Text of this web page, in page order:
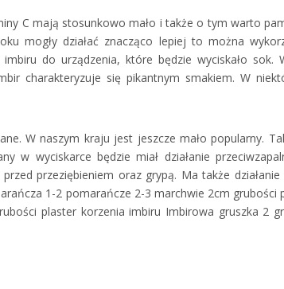
C mają stosunkowo mało i także o tym warto
mogły działać znacząco lepiej to można
do urządzenia, które będzie wyciskało sok.
charakteryzuje się pikantnym smakiem. W
W naszym kraju jest jeszcze mało popularny.
wyciskarce będzie miał działanie
przeziębieniem oraz grypą. Ma także działanie
1-2 pomarańcze 2-3 marchwie 2cm grubości
plaster korzenia imbiru Imbirowa gruszka 2